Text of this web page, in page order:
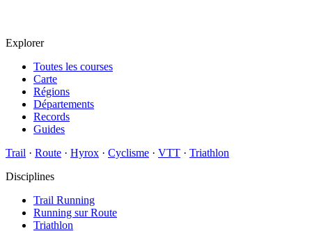
Explorer
Toutes les courses
Carte
Régions
Départements
Records
Guides
Trail · Route · Hyrox · Cyclisme · VTT · Triathlon
Disciplines
Trail Running
Running sur Route
Triathlon